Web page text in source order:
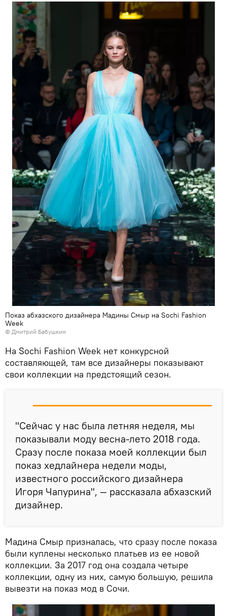
Показ абхазского дизайнера Мадины Смыр на Sochi Fashion
Week
© Дмитрий Бабушкин
На Sochi Fashion Week нет конкурсной
составляющей, там все дизайнеры показывают
свои коллекции на предстоящий сезон.
"Сейчас у нас была летняя неделя, мы
показывали моду весна-лето 2018 года.
Сразу после показа моей коллекции был
показ хедлайнера недели моды,
известного российского дизайнера
Игоря Чапурина", — рассказала абхазский
дизайнер.
Мадина Смыр призналась, что сразу после показа
были куплены несколько платьев из ее новой
коллекции. За 2017 год она создала четыре
коллекции, одну из них, самую большую, решила
вывезти на показ мод в Сочи.